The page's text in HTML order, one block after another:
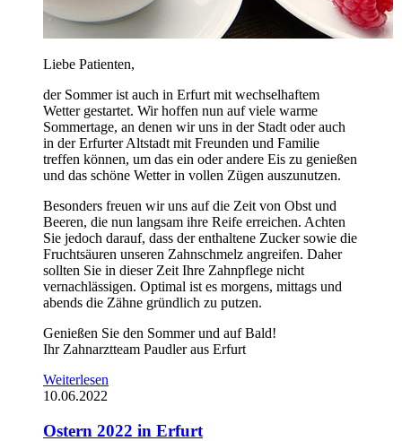
Liebe Patienten,
der Sommer ist auch in Erfurt mit wechselhaftem
Wetter gestartet. Wir hoffen nun auf viele warme
Sommertage, an denen wir uns in der Stadt oder auch
in der Erfurter Altstadt mit Freunden und Familie
treffen können, um das ein oder andere Eis zu genießen
und das schöne Wetter in vollen Zügen auszunutzen.
Besonders freuen wir uns auf die Zeit von Obst und
Beeren, die nun langsam ihre Reife erreichen. Achten
Sie jedoch darauf, dass der enthaltene Zucker sowie die
Fruchtsäuren unseren Zahnschmelz angreifen. Daher
sollten Sie in dieser Zeit Ihre Zahnpflege nicht
vernachlässigen. Optimal ist es morgens, mittags und
abends die Zähne gründlich zu putzen.
Genießen Sie den Sommer und auf Bald!
Ihr Zahnarztteam Paudler aus Erfurt
Weiterlesen
10.06.2022
Ostern 2022 in Erfurt